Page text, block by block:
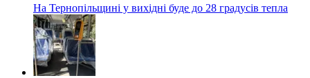
На Тернопільщині у вихідні буде до 28 градусів тепла